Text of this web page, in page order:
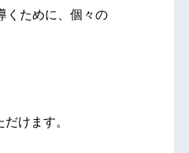
くために、個々の
けます。